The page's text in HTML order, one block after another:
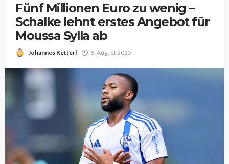
Fünf Millionen Euro zu wenig –
Schalke lehnt erstes Angebot für
Moussa Sylla ab
Johannes Ketterl 6. August 2025